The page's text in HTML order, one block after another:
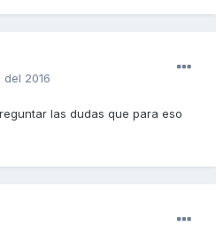
2016
las dudas que para eso